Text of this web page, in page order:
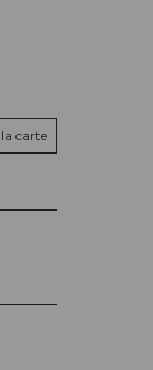
carte